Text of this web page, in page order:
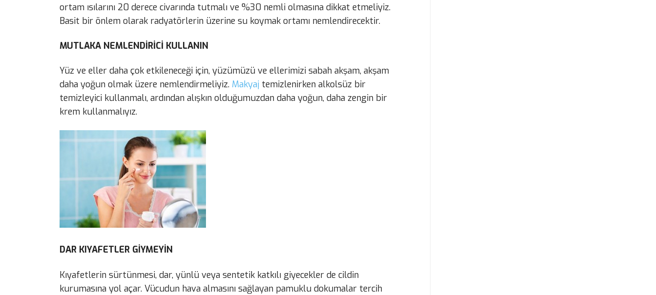
ortam ısılarını 20 derece civarında tutmalı ve %30 nemli olmasına dikkat etmeliyiz.
Basit bir önlem olarak radyatörlerin üzerine su koymak ortamı nemlendirecektir.
MUTLAKA NEMLENDİRİCİ KULLANIN
Yüz ve eller daha çok etkileneceği için, yüzümüzü ve ellerimizi sabah akşam, akşam
daha yoğun olmak üzere nemlendirmeliyiz. Makyaj temizlenirken alkolsüz bir
temizleyici kullanmalı, ardından alışkın olduğumuzdan daha yoğun, daha zengin bir
krem kullanmalıyız.
DAR KIYAFETLER GİYMEYİN
Kıyafetlerin sürtünmesi, dar, yünlü veya sentetik katkılı giyecekler de cildin
kurumasına yol açar. Vücudun hava almasını sağlayan pamuklu dokumalar tercih